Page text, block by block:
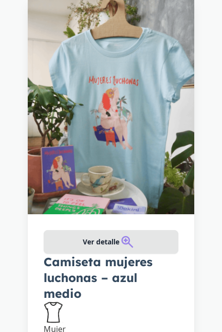
Ver detalle
Camiseta mujeres
luchonas – azul
medio
Mujer